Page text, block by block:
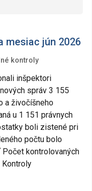
mesiac jún 2026
kontroly
inšpektori
správ 3 155
a živočíšneho
u 1 151 právnych
boli zistené pri
počtu bolo
kontrolovaných